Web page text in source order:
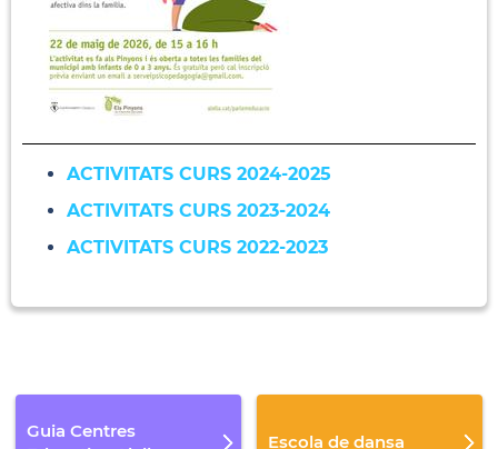
ACTIVITATS CURS 2024-2025
ACTIVITATS CURS 2023-2024
ACTIVITATS CURS 2022-2023
Guia Centres
Escola de dansa